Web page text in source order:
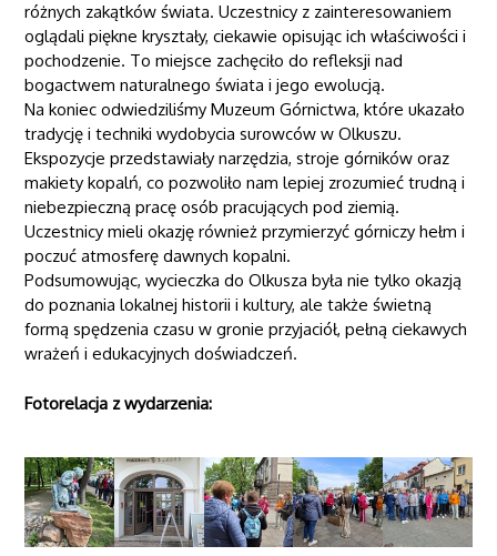
różnych zakątków świata. Uczestnicy z zainteresowaniem
oglądali piękne kryształy, ciekawie opisując ich właściwości i
pochodzenie. To miejsce zachęciło do refleksji nad
bogactwem naturalnego świata i jego ewolucją.
Na koniec odwiedziliśmy Muzeum Górnictwa, które ukazało
tradycję i techniki wydobycia surowców w Olkuszu.
Ekspozycje przedstawiały narzędzia, stroje górników oraz
makiety kopalń, co pozwoliło nam lepiej zrozumieć trudną i
niebezpieczną pracę osób pracujących pod ziemią.
Uczestnicy mieli okazję również przymierzyć górniczy hełm i
poczuć atmosferę dawnych kopalni.
Podsumowując, wycieczka do Olkusza była nie tylko okazją
do poznania lokalnej historii i kultury, ale także świetną
formą spędzenia czasu w gronie przyjaciół, pełną ciekawych
wrażeń i edukacyjnych doświadczeń.
Fotorelacja z wydarzenia: